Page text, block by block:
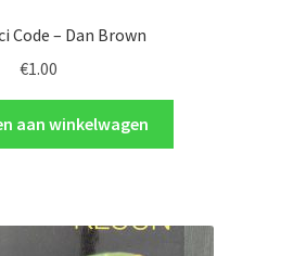
Code – Dan Brown
€1.00
aan winkelwagen